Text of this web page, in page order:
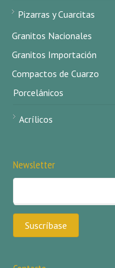
Pizarras y Cuarcitas
Granitos Nacionales
Granitos Importación
Compactos de Cuarzo
Porcelánicos
Acrílicos
Newsletter